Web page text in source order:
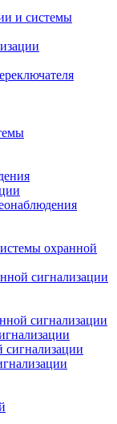
и системы
охранной
сигнализации
сигнализации